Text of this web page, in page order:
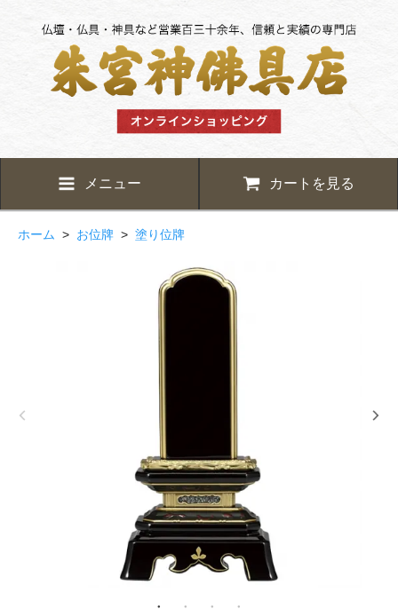
メニュー カートを見る
ホーム > お位牌 > 塗り位牌